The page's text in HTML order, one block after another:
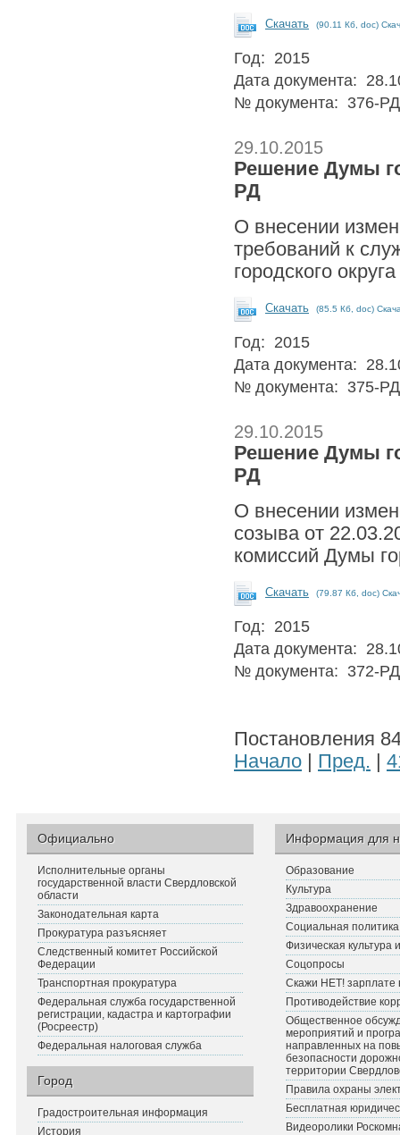
Скачать (90.11 Кб, doc)
Год: 2015
Дата документа:
№ документа: 376-РД
29.10.2015
Решение Думы
РД
О внесении
требований к
городского
Скачать (85.5 Кб, doc)
Год: 2015
Дата документа:
№ документа: 375-РД
29.10.2015
Решение Думы
РД
О внесении
созыва от
комиссий Думы
Скачать (79.87 Кб, doc)
Год: 2015
Дата документа:
№ документа: 372-РД
Постановления
Начало
Пред.
Официально
Исполнительные органы
государственной власти Свердловской
области
Законодательная карта
Прокуратура разъясняет
Следственный комитет Российской
Федерации
Транспортная прокуратура
Федеральная служба государственной
регистрации, кадастра и картографии
(Росреестр)
Федеральная налоговая служба
Город
Градостроительная информация
История
Информация для
Образование
Культура
Здравоохранение
Социальная политика
Физическая культура
Соцопросы
Скажи НЕТ! зарплате
Противодействие
Общественное
мероприятий и
направленных на
безопасности
территории
Правила охраны
Бесплатная
Видеоролики